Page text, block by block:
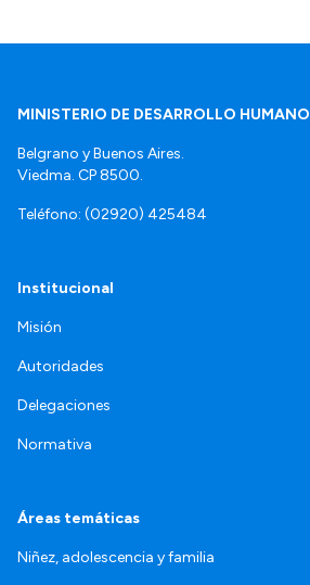
MINISTERIO DE DESARROLLO HUMANO
Belgrano y Buenos Aires.
Viedma. CP 8500.
Teléfono: (02920) 425484
Institucional
Misión
Autoridades
Delegaciones
Normativa
Áreas temáticas
Niñez, adolescencia y familia